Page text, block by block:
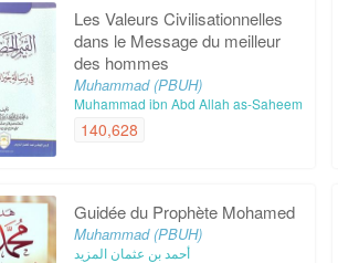
Les Valeurs Civilisationnelles
dans le Message du meilleur
des hommes
Muhammad (PBUH)
Muhammad ibn Abd Allah as-Saheem
140,628
Guidée du Prophète Mohamed
Muhammad (PBUH)
أحمد بن عثمان المزيد